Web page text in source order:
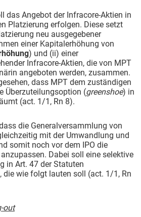
das Angebot der Infracore-Aktien in
Platzierung erfolgen. Diese setzt
neu ausgegebener
einer Kapitalerhöhung von
) und (ii) einer
Infracore-Aktien, die von MPT
angeboten werden, zusammen.
dass MPT dem zuständigen
Überzuteilungsoption (greenshoe) in
(act. 1/1, Rn 8).
die Generalversammlung von
mit der Umwandlung und
somit noch vor dem IPO die
Dabei soll eine selektive
in Art. 47 der Statuten
die wie folgt lauten soll (act. 1/1, Rn
out